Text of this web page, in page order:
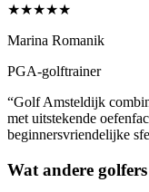
★★★★★
Marina Romanik
PGA-golftrainer
“Golf Amsteldijk
met uitstekende
beginnersvriendelijke
Wat andere golfers